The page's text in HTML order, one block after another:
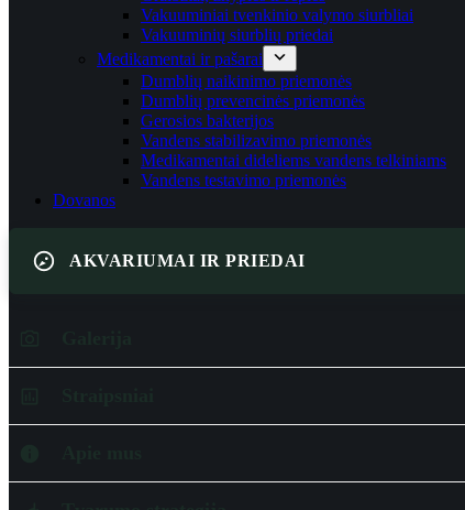
Vakuuminiai tvenkinio valymo siurbliai
Vakuuminių siurblių priedai
Medikamentai ir pašarai
Dumblių naikinimo priemonės
Dumblių prevencinės priemonės
Gerosios bakterijos
Vandens stabilizavimo priemonės
Medikamentai dideliems vandens telkiniams
Vandens testavimo priemonės
Dovanos
AKVARIUMAI IR PRIEDAI